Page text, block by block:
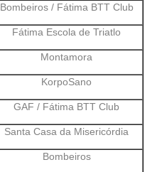
Bombeiros / Fátima BTT Club
Fátima Escola de Triatlo
Montamora
KorpoSano
GAF / Fátima BTT Club
Santa Casa da Misericórdia
Bombeiros